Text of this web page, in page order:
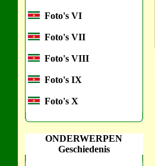
Foto's VI
Foto's VII
Foto's VIII
Foto's IX
Foto's X
ONDERWERPEN
Geschiedenis